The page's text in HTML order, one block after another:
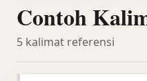
Contoh
5 kalimat referensi